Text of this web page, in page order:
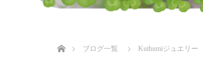
ブログ一覧
Kuthumiジュエリー